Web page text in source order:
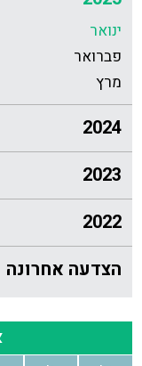
ינואר
פברואר
מרץ
2024
2023
2022
הצדעה אחרונה